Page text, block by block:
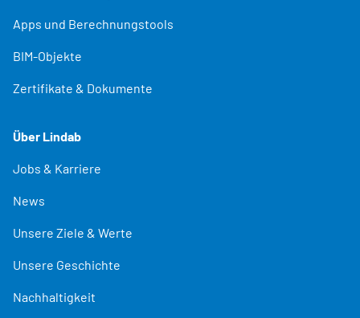
Apps und Berechnungstools
BIM-Objekte
Zertifikate & Dokumente
Über Lindab
Jobs & Karriere
News
Unsere Ziele & Werte
Unsere Geschichte
Nachhaltigkeit